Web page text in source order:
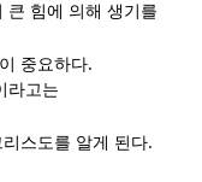
큰 힘에 의해 생기를
중요하다.
라고는
스도를 알게 된다.